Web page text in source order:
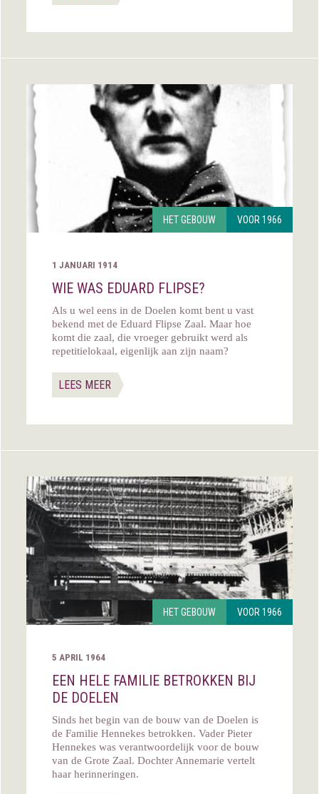
HET GEBOUW VOOR 1966
1 JANUARI 1914
WIE WAS EDUARD FLIPSE?
Als u wel eens in de Doelen komt bent u vast
bekend met de Eduard Flipse Zaal. Maar hoe
komt die zaal, die vroeger gebruikt werd als
repetitielokaal, eigenlijk aan zijn naam?
LEES MEER
HET GEBOUW VOOR 1966
5 APRIL 1964
EEN HELE FAMILIE BETROKKEN BIJ
DE DOELEN
Sinds het begin van de bouw van de Doelen is
de Familie Hennekes betrokken. Vader Pieter
Hennekes was verantwoordelijk voor de bouw
van de Grote Zaal. Dochter Annemarie vertelt
haar herinneringen.